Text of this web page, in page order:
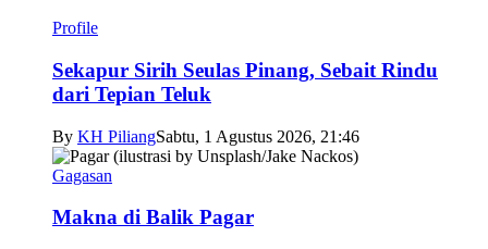
Profile
Sekapur Sirih Seulas Pinang, Sebait Rindu
dari Tepian Teluk
By KH PiliangSabtu, 1 Agustus 2026, 21:46
Gagasan
Makna di Balik Pagar